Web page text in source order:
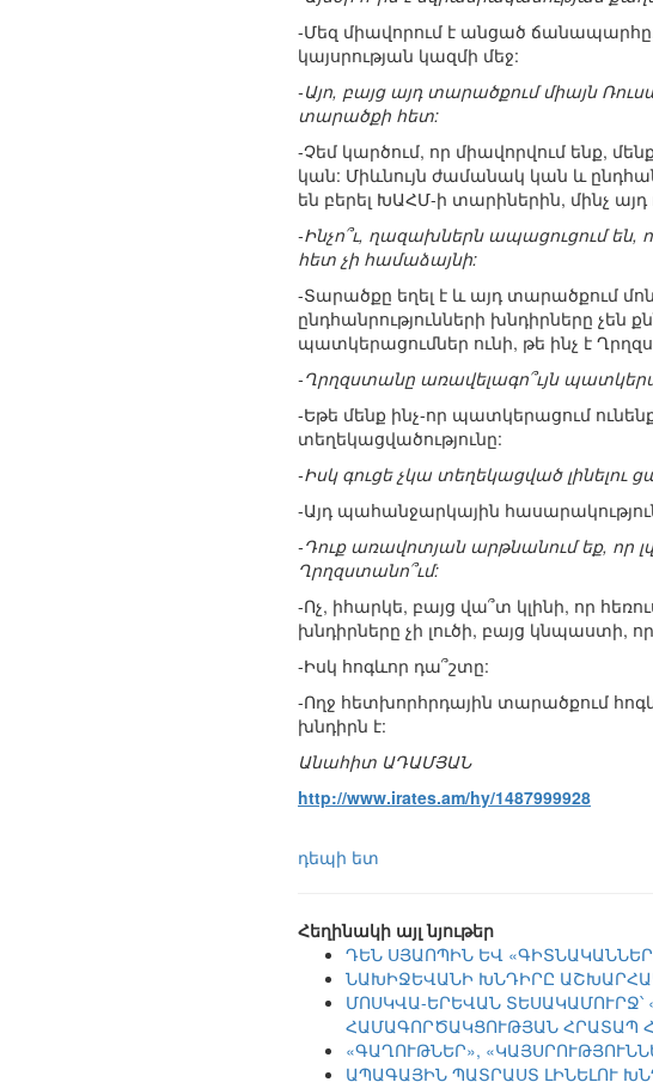
-Մեզ միավորում է անցած
կայսրության կազմի մեջ:
-Այո, բայց այդ տարածքում միայն
տարածքի հետ:
-Չեմ կարծում, որ միավորվում ենք,
կան: Միևնույն ժամանակ կան և
են բերել ԽԱՀՄ-ի տարիներին, մինչ
-Ինչո՞ւ, ղազախներն ապացուցում
հետ չի համաձայնի:
-Տարածքը եղել է և այդ տարածքում
ընդհանրությունների խնդիրները չեն
պատկերացումներ ունի, թե ինչ է
-Ղրղզստանը առավելագո՞ւյն
-Եթե մենք ինչ-որ պատկերացում
տեղեկացվածությունը:
-Իսկ գուցե չկա տեղեկացված լինելու
-Այդ պահանջարկային
-Դուք առավոտյան արթնանում եք, որ
Ղրղզստանո՞ւմ:
-Ոչ, իհարկե, բայց վա՞տ կլինի, որ
խնդիրները չի լուծի, բայց կնպաստի,
-Իսկ հոգևոր դա՞շտը:
-Ողջ հետխորհրդային տարածքում
խնդիրն է:
Անահիտ ԱԴԱՄՅԱՆ
http://www.irates.am/hy/1487999928
դեպի ետ
Հեղինակի այլ նյութեր
ԴԵՆ ՍՅԱՈՊԻՆ ԵՎ
ՆԱԽԻՋԵՎԱՆԻ ԽՆԴԻՐԸ
ՄՈՍԿՎԱ-ԵՐԵՎԱՆ
ՀԱՄԱԳՈՐԾԱԿՑՈՒԹՅԱՆ ՀՐԱՏԱՊ
«ԳԱՂՈՒԹՆԵՐ»,
ԱՊԱԳԱՅԻՆ ՊԱՏՐԱՍՏ ԼԻՆԵԼՈՒ